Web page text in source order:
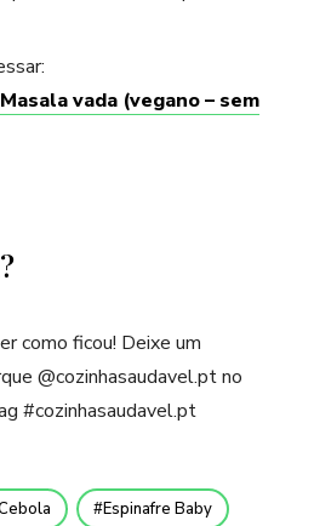
vada (vegano – sem
como ficou! Deixe um
@cozinhasaudavel.pt no
#cozinhasaudavel.pt
Espinafre Baby